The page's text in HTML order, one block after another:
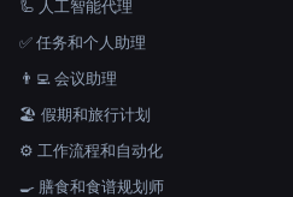
🦾 人工智能代理
✅ 任务和个人助理
👨‍💻 会议助理
🏖 假期和旅行计划
⚙️ 工作流程和自动化
🍳 膳食和食谱规划师